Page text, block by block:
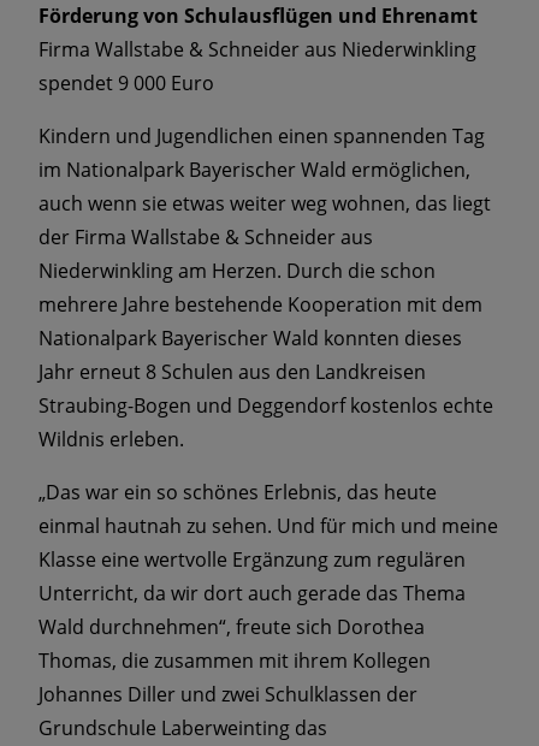
Förderung von Schulausflügen und Ehrenamt
Firma Wallstabe & Schneider aus Niederwinkling
spendet 9 000 Euro
Kindern und Jugendlichen einen spannenden Tag
im Nationalpark Bayerischer Wald ermöglichen,
auch wenn sie etwas weiter weg wohnen, das liegt
der Firma Wallstabe & Schneider aus
Niederwinkling am Herzen. Durch die schon
mehrere Jahre bestehende Kooperation mit dem
Nationalpark Bayerischer Wald konnten dieses
Jahr erneut 8 Schulen aus den Landkreisen
Straubing-Bogen und Deggendorf kostenlos echte
Wildnis erleben.
„Das war ein so schönes Erlebnis, das heute
einmal hautnah zu sehen. Und für mich und meine
Klasse eine wertvolle Ergänzung zum regulären
Unterricht, da wir dort auch gerade das Thema
Wald durchnehmen“, freute sich Dorothea
Thomas, die zusammen mit ihrem Kollegen
Johannes Diller und zwei Schulklassen der
Grundschule Laberweinting das